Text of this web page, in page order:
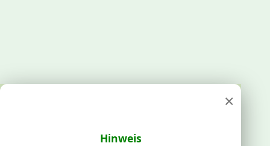
×
Hinweis